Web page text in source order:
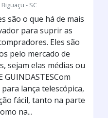
- SC
são o que há de mais
para suprir as
Eles são
pelo mercado de
sejam elas médias ou
GUINDASTESCom
lança telescópica,
fácil, tanto na parte
na...